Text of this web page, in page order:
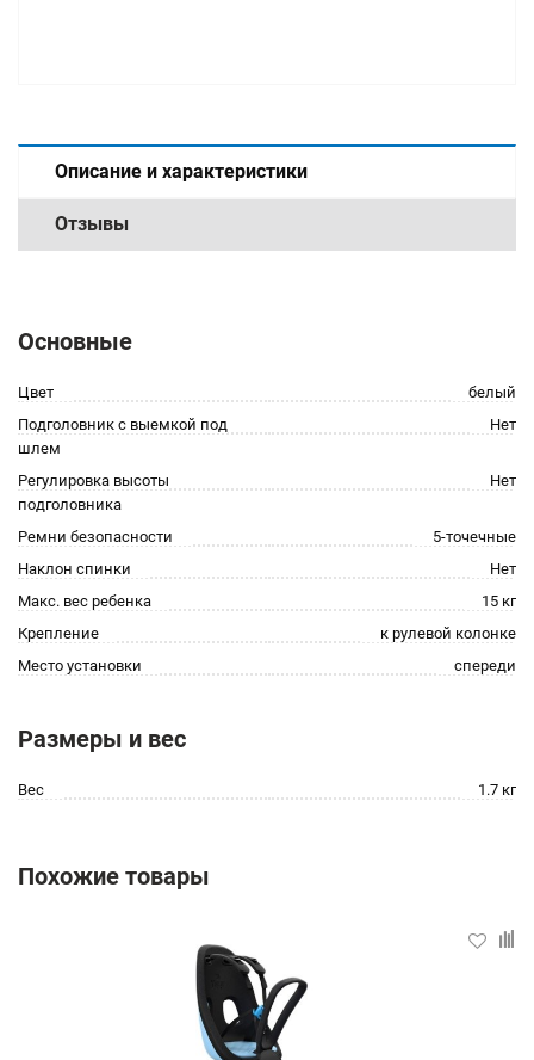
Описание и характеристики
Отзывы
Основные
Цвет
белый
Подголовник с выемкой под
шлем
Нет
Регулировка высоты
подголовника
Нет
Ремни безопасности
5-точечные
Наклон спинки
Нет
Макс. вес ребенка
15 кг
Крепление
к рулевой колонке
Место установки
спереди
Размеры и вес
Вес 1.7 кг
Похожие товары